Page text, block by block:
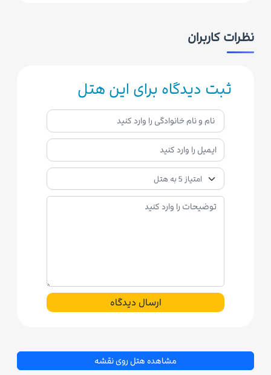
نظرات کاربران
ثبت دیدگاه برای این هتل
ارسال دیدگاه
مشاهده هتل روی نقشه